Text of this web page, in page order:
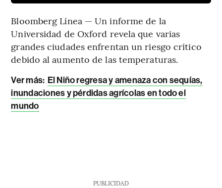
Bloomberg Línea — Un informe de la
Universidad de Oxford revela que varias
grandes ciudades enfrentan un riesgo crítico
debido al aumento de las temperaturas.
Ver más: El Niño regresa y amenaza con sequías,
inundaciones y pérdidas agrícolas en todo el
mundo
PUBLICIDAD